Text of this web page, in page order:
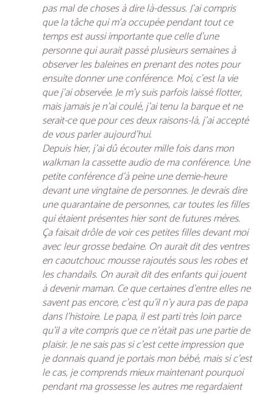
pas mal de choses à dire là-dessus. J’ai compris
que la tâche qui m’a occupée pendant tout ce
temps est aussi importante que celle d’une
personne qui aurait passé plusieurs semaines à
observer les baleines en prenant des notes pour
ensuite donner une conférence. Moi, c’est la vie
que j’ai observée. Je m’y suis parfois laissé flotter,
mais jamais je n’ai coulé, j’ai tenu la barque et ne
serait-ce que pour ces deux raisons-là, j’ai accepté
de vous parler aujourd’hui.
Depuis hier, j’ai dû écouter mille fois dans mon
walkman la cassette audio de ma conférence. Une
petite conférence d’à peine une demie-heure
devant une vingtaine de personnes. Je devrais dire
une quarantaine de personnes, car toutes les filles
qui étaient présentes hier sont de futures mères.
Ça faisait drôle de voir ces petites filles devant moi
avec leur grosse bedaine. On aurait dit des ventres
en caoutchouc mousse rajoutés sous les robes et
les chandails. On aurait dit des enfants qui jouent
à devenir maman. Ce que certaines d’entre elles ne
savent pas encore, c’est qu’il n’y aura pas de papa
dans l’histoire. Le papa, il est parti très loin parce
qu’il a vite compris que ce n’était pas une partie de
plaisir. Je ne sais pas si c’est cette impression que
je donnais quand je portais mon bébé, mais si c’est
le cas, je comprends mieux maintenant pourquoi
pendant ma grossesse les autres me regardaient